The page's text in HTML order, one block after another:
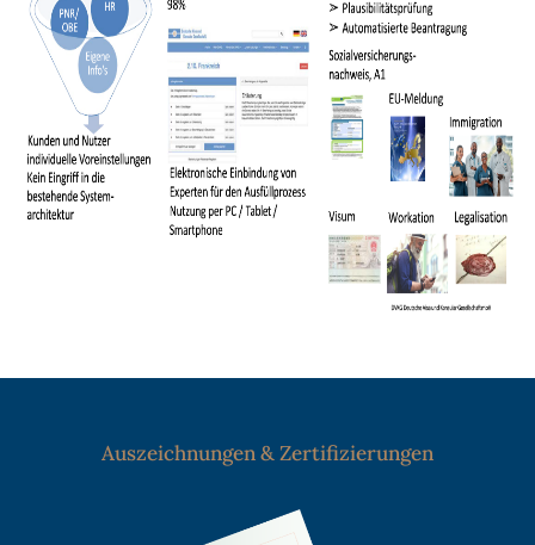
Auszeichnungen & Zertifizierungen